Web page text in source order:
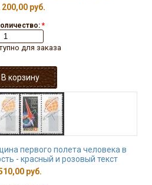
200,00 руб.
*
для заказа
первого полета человека в
- красный и розовый текст
руб.